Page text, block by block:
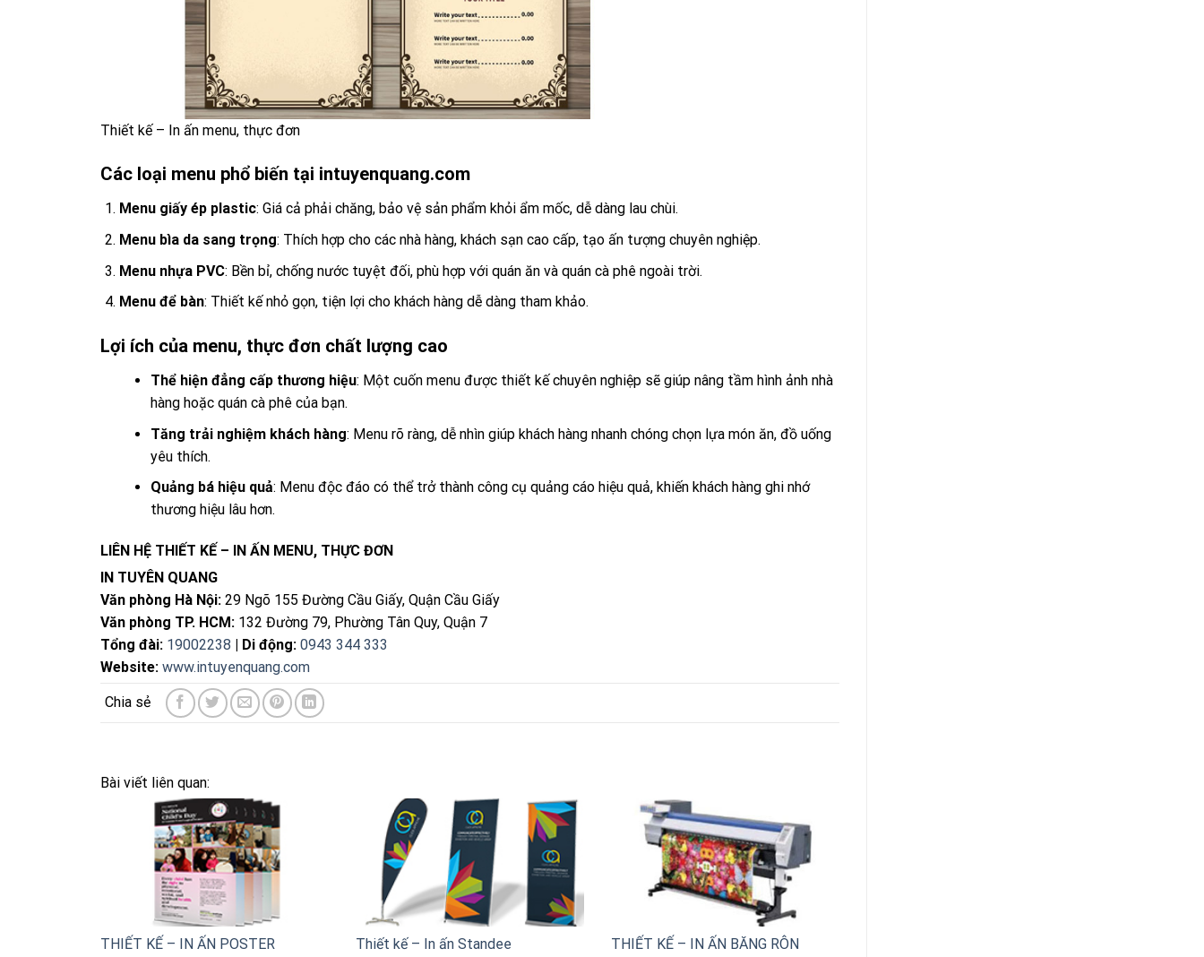
Thiết kế – In ấn menu, thực đơn
Các loại menu phổ biến tại intuyenquang.com
Menu giấy ép plastic: Giá cả phải chăng, bảo vệ sản phẩm khỏi ẩm mốc, dễ dàng lau chùi.
Menu bìa da sang trọng: Thích hợp cho các nhà hàng, khách sạn cao cấp, tạo ấn tượng chuyên nghiệp.
Menu nhựa PVC: Bền bỉ, chống nước tuyệt đối, phù hợp với quán ăn và quán cà phê ngoài trời.
Menu để bàn: Thiết kế nhỏ gọn, tiện lợi cho khách hàng dễ dàng tham khảo.
Lợi ích của menu, thực đơn chất lượng cao
Thể hiện đẳng cấp thương hiệu: Một cuốn menu được thiết kế chuyên nghiệp sẽ giúp nâng tầm hình ảnh nhà
hàng hoặc quán cà phê của bạn.
Tăng trải nghiệm khách hàng: Menu rõ ràng, dễ nhìn giúp khách hàng nhanh chóng chọn lựa món ăn, đồ uống
yêu thích.
Quảng bá hiệu quả: Menu độc đáo có thể trở thành công cụ quảng cáo hiệu quả, khiến khách hàng ghi nhớ
thương hiệu lâu hơn.
LIÊN HỆ THIẾT KẾ – IN ẤN MENU, THỰC ĐƠN
IN TUYÊN QUANG
Văn phòng Hà Nội: 29 Ngõ 155 Đường Cầu Giấy, Quận Cầu Giấy
Văn phòng TP. HCM: 132 Đường 79, Phường Tân Quy, Quận 7
Tổng đài: 19002238 | Di động: 0943 344 333
Website: www.intuyenquang.com
Bài viết liên quan:
THIẾT KẾ – IN ẤN POSTER Thiết kế – In ấn Standee THIẾT KẾ – IN ẤN BĂNG RÔN